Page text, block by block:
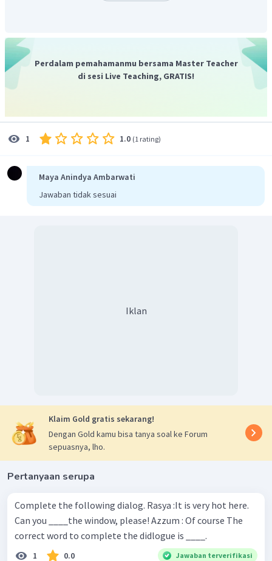
Perdalam pemahamanmu bersama Master Teacher
di sesi Live Teaching, GRATIS!
1 1.0 (1 rating)
Maya Anindya Ambarwati
Jawaban tidak sesuai
Iklan
Klaim Gold gratis sekarang!
Dengan Gold kamu bisa tanya soal ke Forum
sepuasnya, lho.
Pertanyaan serupa
Complete the following dialog. Rasya :It is very hot here.
Can you ____the window, please! Azzum : Of course The
correct word to complete the didlogue is ____.
1 0.0 Jawaban terverifikasi